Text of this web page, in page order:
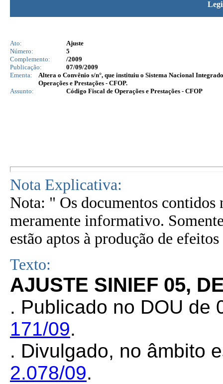
Ato:
Ajuste
Número:
5
Complemento:
/2009
Publicação:
07/09/2009
Ementa:
Altera o Convênio s/n°, que instituiu o Sistema Nacional
Operações e Prestações - CFOP.
Assunto:
Código Fiscal de Operações e Prestações - CFOP
Nota Explicativa:
Nota: " Os documentos contidos
meramente informativo.
estão aptos à produção de
Texto:
AJUSTE SINIEF 05,
. Publicado no DOU de
171/09.
. Divulgado, no âmbito
2.078/09.